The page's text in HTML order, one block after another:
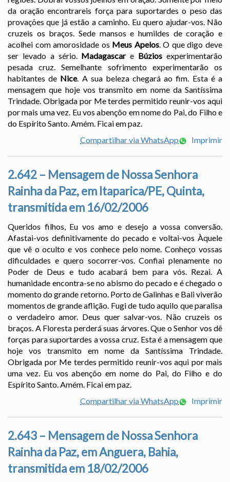
da oração encontrareis força para suportardes o peso das
provações que já estão a caminho. Eu quero ajudar-vos. Não
cruzeis os braços. Sede mansos e humildes de coração e
acolhei com amorosidade os Meus Apelos. O que digo deve
ser levado a sério. Madagascare Búzios experimentarão
pesada cruz. Semelhante sofrimento experimentarão os
habitantes de Nice. A sua beleza chegará ao fim. Esta é a
mensagem que hoje vos transmito em nome da Santíssima
Trindade. Obrigada por Me terdes permitido reunir-vos aqui
por mais uma vez. Eu vos abençôo em nome do Pai, do Filho e
do Espírito Santo. Amém. Ficai em paz.
Compartilhar via WhatsApp
Imprimir
2.642 – Mensagem de Nossa Senhora
Rainha da Paz, em Itaparica/PE, Quinta,
transmitida em 16/02/2006
Queridos filhos, Eu vos amo e desejo a vossa conversão.
Afastai-vos definitivamente do pecado e voltai-vos Àquele
que vê o oculto e vos conhece pelo nome. Conheço vossas
dificuldades e quero socorrer-vos. Confiai plenamente no
Poder de Deus e tudo acabará bem para vós. Rezai. A
humanidade encontra-se no abismo do pecado e é chegado o
momento do grande retorno. Porto de Galinhas e Bali viverão
momentos de grande aflição. Fugi de tudo aquilo que paralisa
o verdadeiro amor. Deus quer salvar-vos. Não cruzeis os
braços. A Floresta perderá suas árvores. Que o Senhor vos dê
forças para suportardes a vossa cruz. Esta é a mensagem que
hoje vos transmito em nome da Santíssima Trindade.
Obrigada por Me terdes permitido reunir-vos aqui por mais
uma vez. Eu vos abençôo em nome do Pai, do Filho e do
Espírito Santo. Amém. Ficai em paz.
Compartilhar via WhatsApp
Imprimir
2.643 – Mensagem de Nossa Senhora
Rainha da Paz, em Anguera, Bahia,
transmitida em 18/02/2006